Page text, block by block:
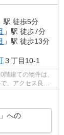
駅 徒歩5分
」駅 徒歩7分
」駅 徒歩13分
３丁目10-1
建ての物件は、
、アクセス良好
への